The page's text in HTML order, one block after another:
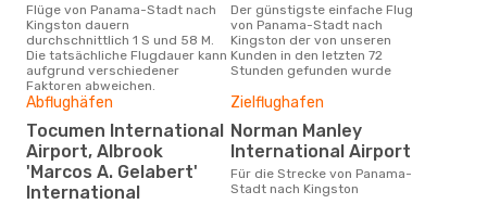
Flüge von Panama-Stadt nach
Kingston dauern
durchschnittlich 1 S und 58 M.
Die tatsächliche Flugdauer kann
aufgrund verschiedener
Faktoren abweichen.
Der günstigste einfache Flug
von Panama-Stadt nach
Kingston der von unseren
Kunden in den letzten 72
Stunden gefunden wurde
Abflughäfen
Tocumen International
Airport, Albrook
'Marcos A. Gelabert'
International
Zielflughafen
Norman Manley
International Airport
Für die Strecke von Panama-
Stadt nach Kingston